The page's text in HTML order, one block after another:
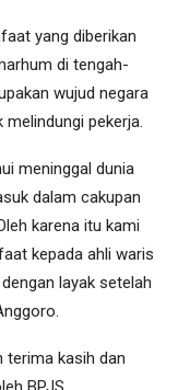
yang diberikan
di tengah-
wujud negara
melindungi pekerja.
meninggal dunia
dalam cakupan
karena itu kami
kepada ahli waris
layak setelah
terima kasih dan